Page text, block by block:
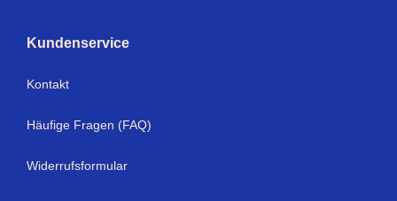
Kundenservice
Kontakt
Häufige Fragen (FAQ)
Widerrufsformular